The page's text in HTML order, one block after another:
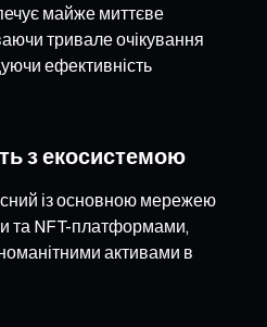
майже миттєве
тривале очікування
ефективність
з екосистемою
із основною мережею
та NFT-платформами,
активами в